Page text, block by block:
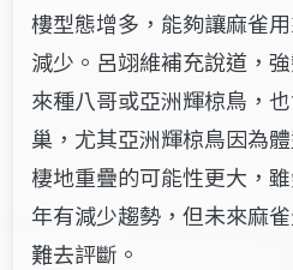
樓型態增多，能夠讓麻雀
減少。呂翊維補充說道，
來種八哥或亞洲輝椋鳥，
巢，尤其亞洲輝椋鳥因為
棲地重疊的可能性更大，
年有減少趨勢，但未來麻
難去評斷。